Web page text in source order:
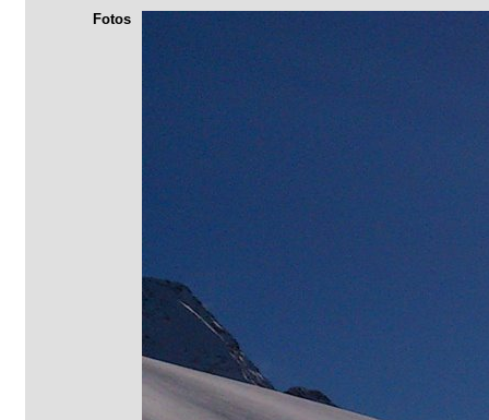
Fotos